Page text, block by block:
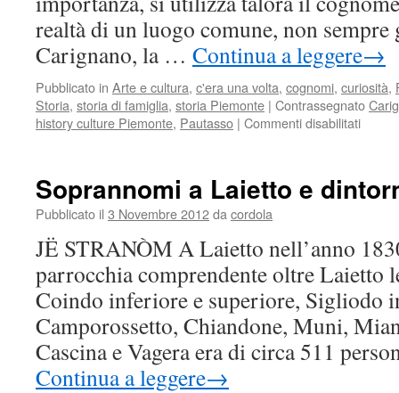
realtà di un luogo comune, non
Carignano, la … Continua a leggere→
Pubblicato in Arte e cultura, c'era una volta, cognomi, curiosità,
Storia, storia di famiglia, storia Piemonte | Contrassegnato
history culture Piemonte, Pautasso | Commenti disabilitatisu
Soprannomi a Laietto e
Pubblicato il 3 Novembre 2012da cordola
JË STRANÒM A Laietto nell’anno
parrocchia comprendente oltre Laietto
Coindo inferiore e superiore, Sigliodo
Camporossetto, Chiandone, Muni,
Cascina e Vagera era di circa 511
Continua a leggere→